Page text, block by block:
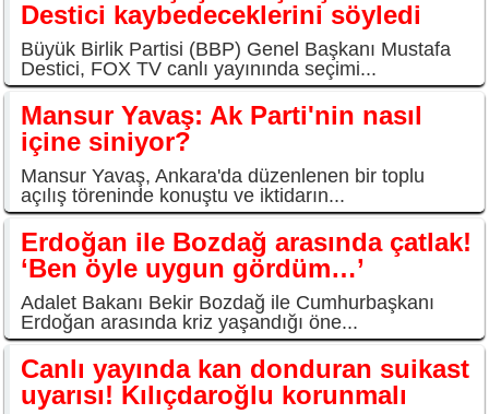
Destici kaybedeceklerini söyledi
Büyük Birlik Partisi (BBP) Genel Başkanı Mustafa
Destici, FOX TV canlı yayınında seçimi...
Mansur Yavaş: Ak Parti'nin nasıl
içine siniyor?
Mansur Yavaş, Ankara'da düzenlenen bir toplu
açılış töreninde konuştu ve iktidarın...
Erdoğan ile Bozdağ arasında çatlak!
‘Ben öyle uygun gördüm…’
Adalet Bakanı Bekir Bozdağ ile Cumhurbaşkanı
Erdoğan arasında kriz yaşandığı öne...
Canlı yayında kan donduran suikast
uyarısı! Kılıçdaroğlu korunmalı